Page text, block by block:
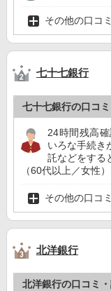
その他の口コ
七十七銀行
七十七銀行の口コミ
24時間残高
いろな手続き
託などをする
（60代以上／女性）
その他の口コ
北洋銀行
北洋銀行の口コミ・